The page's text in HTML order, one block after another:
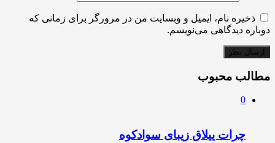
ذخیره نام، ایمیل و وبسایت من در مرورگر برای زمانی که
دوباره دیدگاهی می‌نویسم.
مطالب محبوب
0
چرات ییلاق زیبای سوادکوه